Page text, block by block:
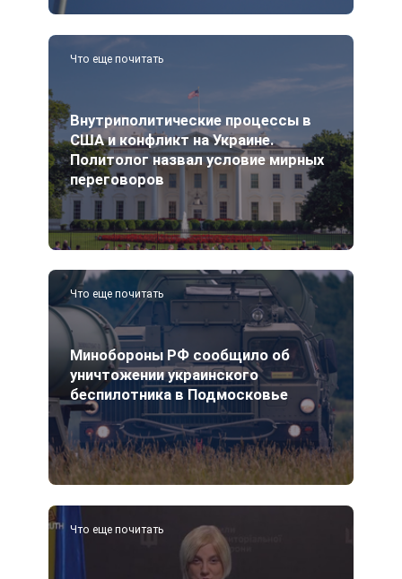
Что еще почитать
Внутриполитические процессы в
США и конфликт на Украине.
Политолог назвал условие мирных
переговоров
Что еще почитать
Минобороны РФ сообщило об
уничтожении украинского
беспилотника в Подмосковье
Что еще почитать